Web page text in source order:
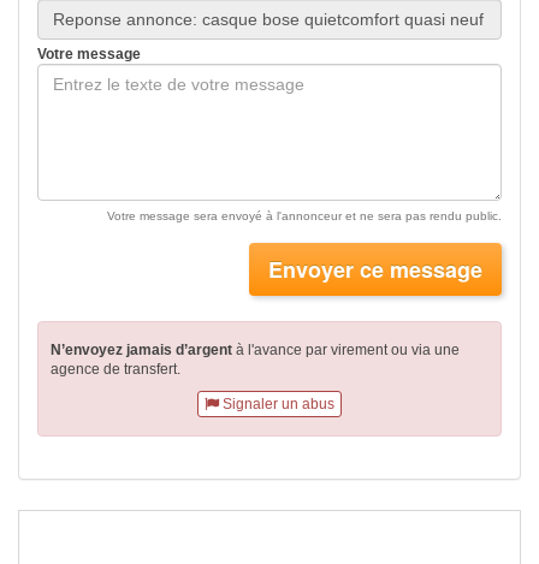
Votre message
Votre message sera envoyé à l'annonceur et ne sera pas rendu public.
Envoyer ce message
N’envoyez jamais d’argent à l'avance par virementou via une
agence de transfert.
Signaler un abus